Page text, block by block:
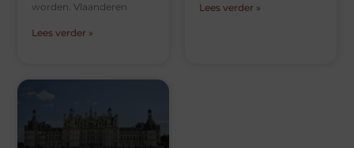
worden. Vlaanderen
Lees verder »
Lees verder »